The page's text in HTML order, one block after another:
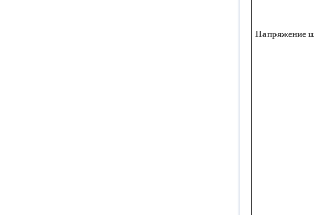
Напряжение